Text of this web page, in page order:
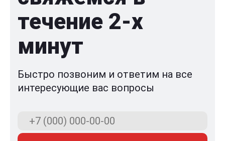
течение 2-x
минут
Быстро позвоним и ответим на все
интересующие вас вопросы